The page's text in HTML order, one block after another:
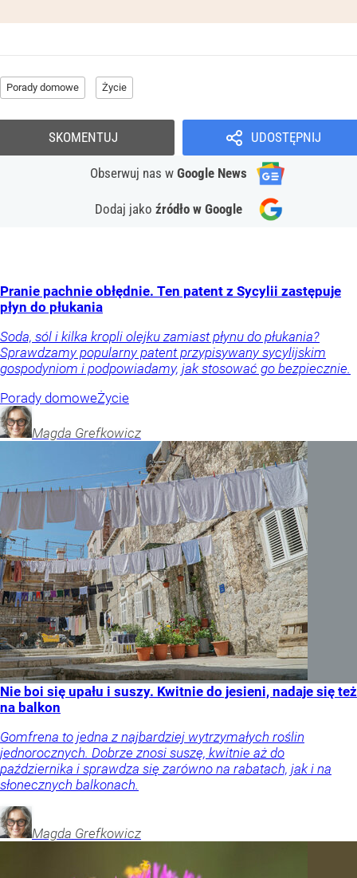
Porady domowe Życie
UDOSTĘPNIJ
Obserwuj nas w Google News
Dodaj jako źródło w Google
SKOMENTUJ
Pranie pachnie obłędnie. Ten patent z Sycylii zastępuje
płyn do płukania
Soda, sól i kilka kropli olejku zamiast płynu do płukania?
Sprawdzamy popularny patent przypisywany sycylijskim
gospodyniom i podpowiadamy, jak stosować go bezpiecznie.
Porady domoweŻycie
Magda Grefkowicz
Nie boi się upału i suszy. Kwitnie do jesieni, nadaje się też
na balkon
Gomfrena to jedna z najbardziej wytrzymałych roślin
jednorocznych. Dobrze znosi suszę, kwitnie aż do
października i sprawdza się zarówno na rabatach, jak i na
słonecznych balkonach.
Magda Grefkowicz